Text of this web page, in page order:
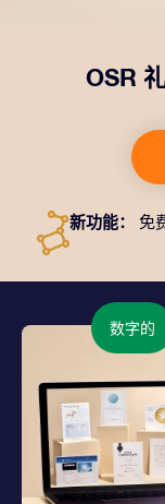
OSR
一个精美的信封
文件以及免费应
新功能： 免
数字的